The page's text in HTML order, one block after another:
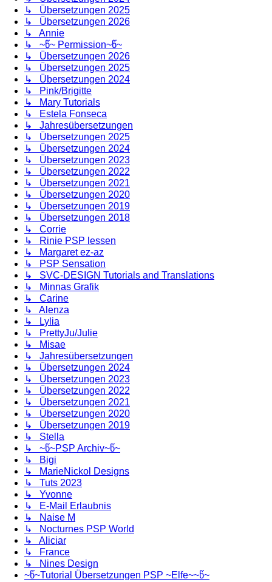
↳ Übersetzungen 2025
↳ Übersetzungen 2026
↳ Annie
↳ ~წ~ Permission~წ~
↳ Übersetzungen 2026
↳ Übersetzungen 2025
↳ Übersetzungen 2024
↳ Pink/Brigitte
↳ Mary Tutorials
↳ Estela Fonseca
↳ Jahresübersetzungen
↳ Übersetzungen 2025
↳ Übersetzungen 2024
↳ Übersetzungen 2023
↳ Übersetzungen 2022
↳ Übersetzungen 2021
↳ Übersetzungen 2020
↳ Übersetzungen 2019
↳ Übersetzungen 2018
↳ Corrie
↳ Rinie PSP lessen
↳ Margaret ez-az
↳ PSP Sensation
↳ SVC-DESIGN Tutorials and Translations
↳ Minnas Grafik
↳ Carine
↳ Alenza
↳ Lylia
↳ PrettyJu/Julie
↳ Misae
↳ Jahresübersetzungen
↳ Übersetzungen 2024
↳ Übersetzungen 2023
↳ Übersetzungen 2022
↳ Übersetzungen 2021
↳ Übersetzungen 2020
↳ Übersetzungen 2019
↳ Stella
↳ ~წ~PSP Archiv~წ~
↳ Bigi
↳ MarieNickol Designs
↳ Tuts 2023
↳ Yvonne
↳ E-Mail Erlaubnis
↳ Naise M
↳ Nocturnes PSP World
↳ Aliciar
↳ France
↳ Nines Design
~წ~Tutorial Übersetzungen PSP ~Elfe~~წ~